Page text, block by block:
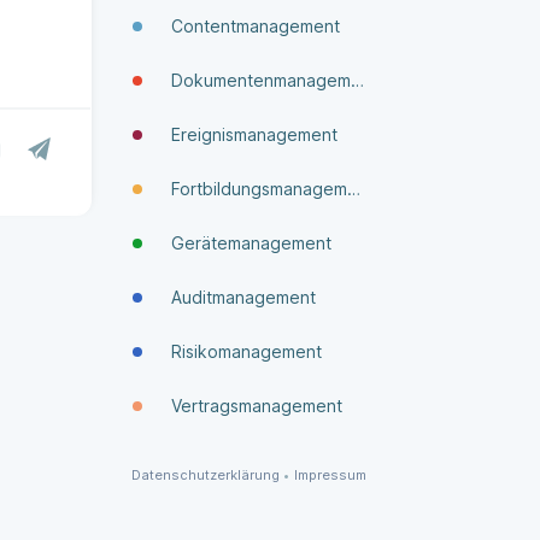
Contentmanagement
Dokumenten­manage­ment
Ereignismanagement
Fortbildungsmanagement
Gerätemanagement
Auditmanagement
Risikomanagement
Vertragsmanagement
Datenschutzerklärung • Impressum